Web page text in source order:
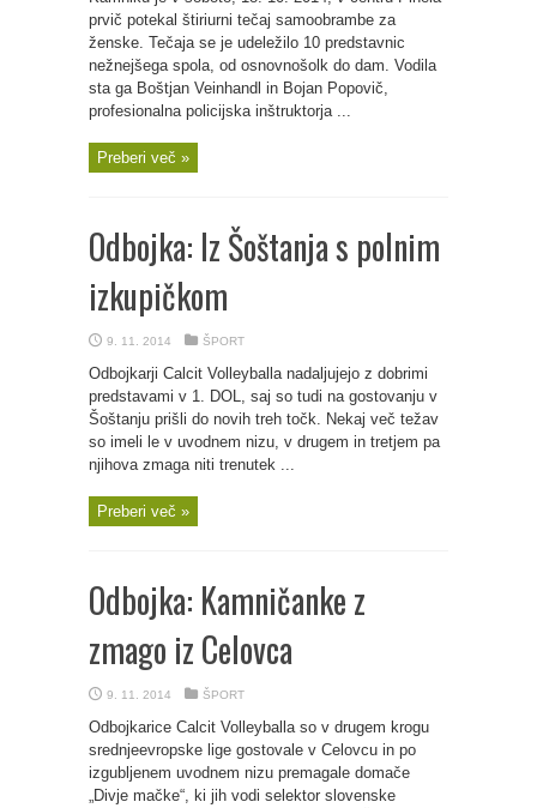
prvič potekal štiriurni tečaj samoobrambe za
ženske. Tečaja se je udeležilo 10 predstavnic
nežnejšega spola, od osnovnošolk do dam. Vodila
sta ga Boštjan Veinhandl in Bojan Popovič,
profesionalna policijska inštruktorja ...
Preberi več »
Odbojka: Iz Šoštanja s polnim
izkupičkom
9. 11. 2014 ŠPORT
Odbojkarji Calcit Volleyballa nadaljujejo z dobrimi
predstavami v 1. DOL, saj so tudi na gostovanju v
Šoštanju prišli do novih treh točk. Nekaj več težav
so imeli le v uvodnem nizu, v drugem in tretjem pa
njihova zmaga niti trenutek ...
Preberi več »
Odbojka: Kamničanke z
zmago iz Celovca
9. 11. 2014 ŠPORT
Odbojkarice Calcit Volleyballa so v drugem krogu
srednjeevropske lige gostovale v Celovcu in po
izgubljenem uvodnem nizu premagale domače
„Divje mačke“, ki jih vodi selektor slovenske